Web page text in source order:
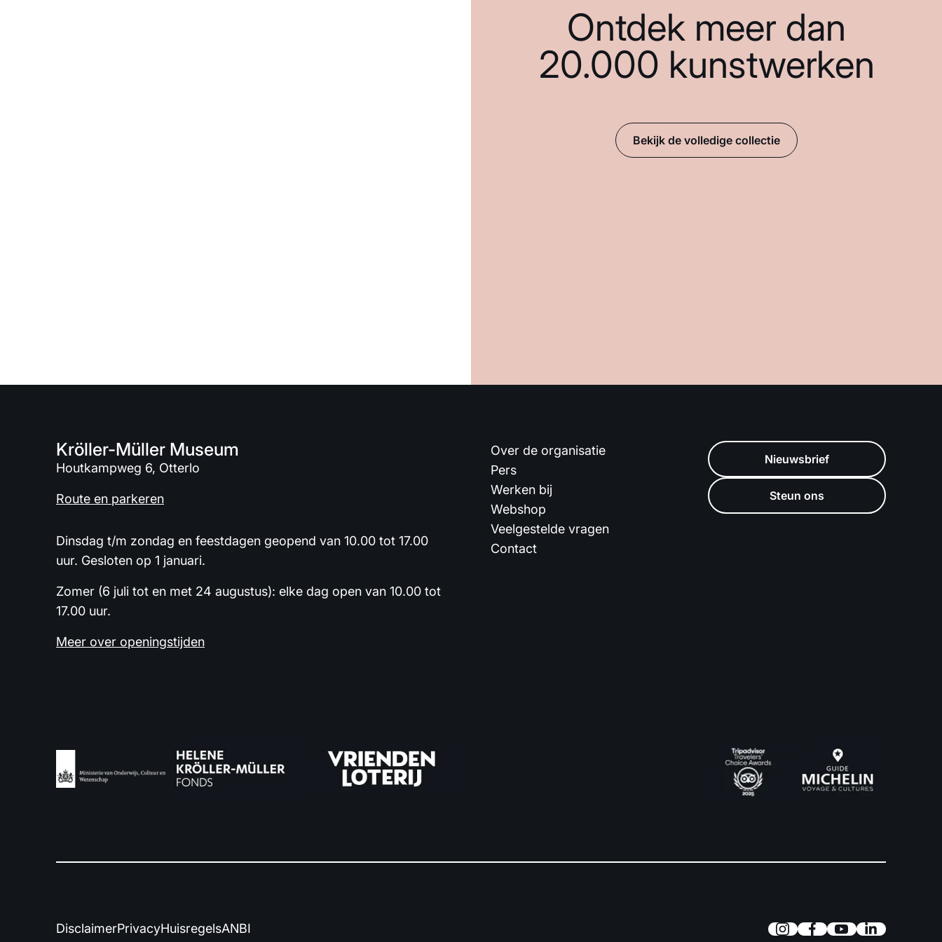
Ontdek meer dan
20.000 kunstwerken
Bekijk de volledige collectie
Kröller-Müller Museum
Houtkampweg 6, Otterlo
Route en parkeren
Dinsdag t/m zondag en feestdagen geopend van 10.00 tot 17.00
uur. Gesloten op 1 januari.
Zomer (6 juli tot en met 24 augustus): elke dag open van 10.00 tot
17.00 uur.
Meer over openingstijden
Over de organisatie
Pers
Werken bij
Webshop
Veelgestelde vragen
Contact
Nieuwsbrief
Steun ons
DisclaimerPrivacyHuisregelsANBI